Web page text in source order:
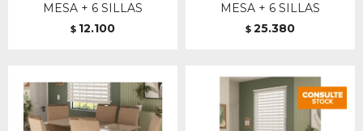
MESA + 6 SILLAS
$ 12.100
MESA + 6 SILLAS
$ 25.380